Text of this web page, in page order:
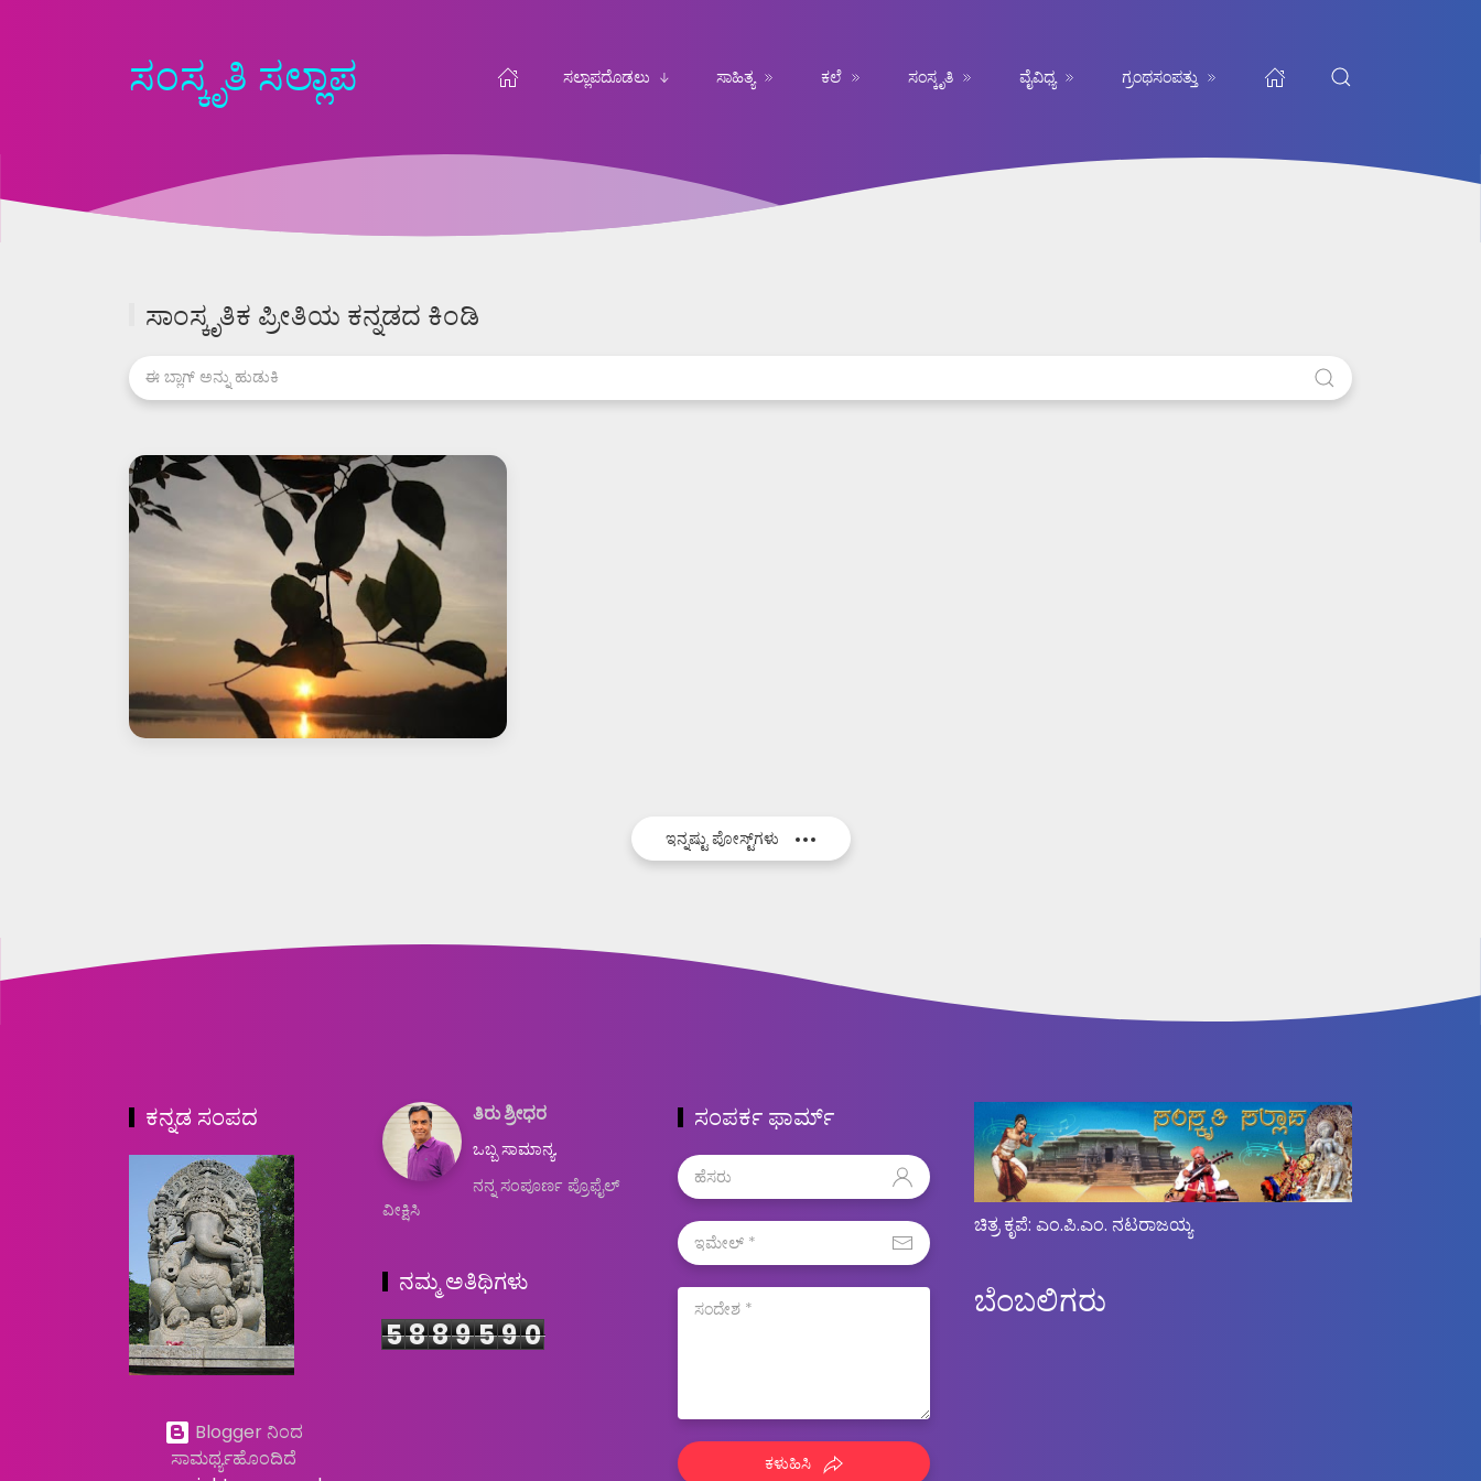
ಸಂಸ್ಕೃತಿ ಸಲ್ಲಾಪ ಸಲ್ಲಾಪದೊಡಲು ಸಾಹಿತ್ಯ ಕಲೆ ಸಂಸ್ಕೃತಿ ವೈವಿಧ್ಯ ಗ್ರಂಥಸಂಪತ್ತು
ಸಾಂಸ್ಕೃತಿಕ ಪ್ರೀತಿಯ ಕನ್ನಡದ ಕಿಂಡಿ
ಇನ್ನಷ್ಟು ಪೋಸ್ಟ್‌ಗಳು
ಕನ್ನಡ ಸಂಪದ
Blogger ನಿಂದ
ಸಾಮರ್ಥ್ಯಹೊಂದಿದೆ
ತಿರು ಶ್ರೀಧರ
ಒಬ್ಬ ಸಾಮಾನ್ಯ.
ನನ್ನ ಸಂಪೂರ್ಣ ಪ್ರೊಫೈಲ್
ವೀಕ್ಷಿಸಿ
ನಮ್ಮ ಅತಿಥಿಗಳು
5889590
ಸಂಪರ್ಕ ಫಾರ್ಮ್
ಕಳುಹಿಸಿ
ಚಿತ್ರ ಕೃಪೆ: ಎಂ.ಪಿ.ಎಂ. ನಟರಾಜಯ್ಯ
ಬೆಂಬಲಿಗರು